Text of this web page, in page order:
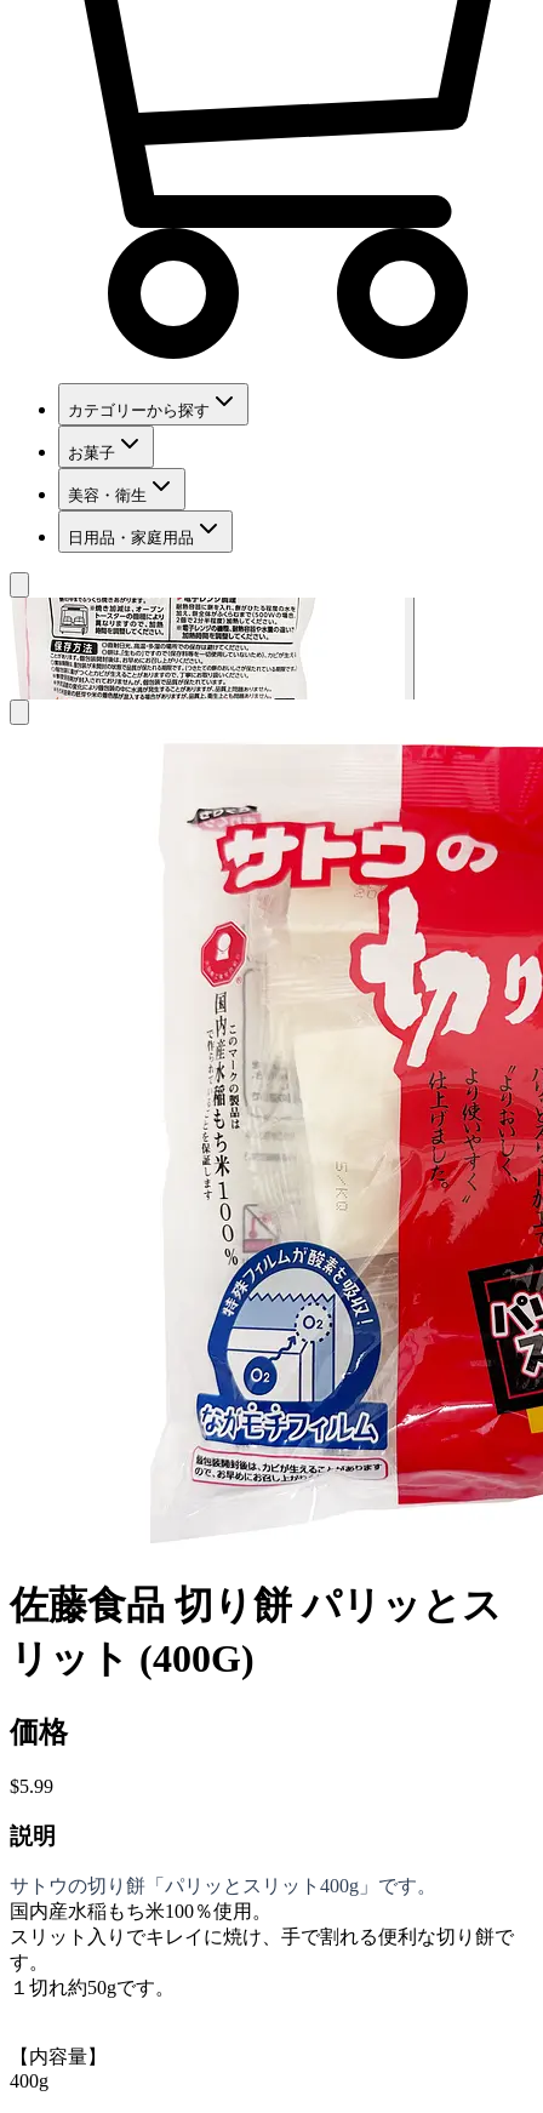
カテゴリーから探す
お菓子
美容・衛生
日用品・家庭用品
佐藤食品 切り餅 パリッとス
リット (400G)
価格
$5.99
説明
サトウの切り餅「パリッとスリット400g」です。
国内産水稲もち米100％使用。
スリット入りでキレイに焼け、手で割れる便利な切り餅で
す。
１切れ約50gです。
【内容量】
400g